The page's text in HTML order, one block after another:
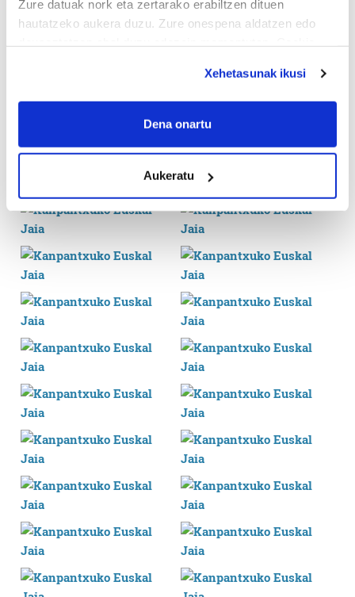
Zure datuak nork eta zertarako erabiltzen dituen
hautatzeko aukera duzu. Zure onespena aldatzen edo
If you allow, we would also like to:
Collect information about your geographical
Identify your device by actively scanning it for
specific characteristics (fingerprinting)
Find out more about how your personal data is processed
Guk eta gure bazkideek zure datu pertsonalak
prozesatzen ditugu, zure IP zenbakia, besteak beste,
teknologia erabiliz, cookieak adibidez, iragarki eta eduki
neurtzeko, jendeari buruzko informazioa biltzeko eta
produktuak garatzeko. Zure datuak nork eta zertarako
erabiltzen dituen hauta dezakezu.
Bazkide batzuek ez dizute baimenik eskatzen, eta beren
interes komertzial legitimoetan babesten dira. Ikusi gure
bazkideen zerrenda, beren ustez zein helburutarako
duten interes legitimoa eta horren aurka nola egin
dezakezun ikusteko.
Lortu zure datu pertsonalak prozesatzeko moduari
datuen atalean. Edozein unetan alda edo ken dezakezu
Xehetasunak ikusi
Dena onartu
Aukeratu